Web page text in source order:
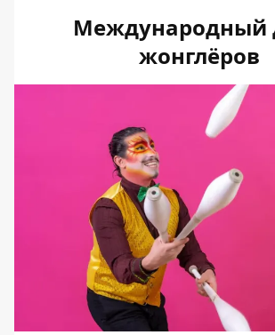
Международный
жонглёров